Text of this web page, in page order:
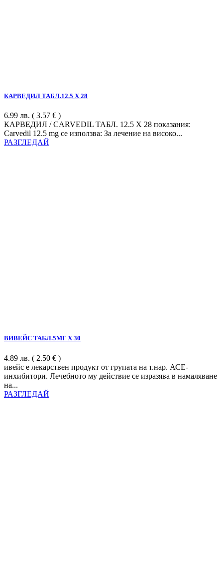
КАРВЕДИЛ ТАБЛ.12.5 Х 28
6.99 лв. ( 3.57 € )
КАРВЕДИЛ / CARVEDIL ТАБЛ. 12.5 Х 28 показания:
Carvedil 12.5 mg се използва: За лечение на високо...
РАЗГЛЕДАЙ
ВИВЕЙС ТАБЛ.5МГ Х 30
4.89 лв. ( 2.50 € )
ивейс е лекарствен продукт от групата на т.нар. АСЕ-
инхибитори. Лечебното му действие се изразява в намаляване
на...
РАЗГЛЕДАЙ